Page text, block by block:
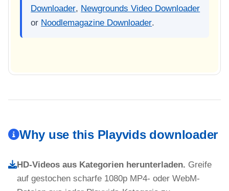
Downloader, Newgrounds Video Downloader
or Noodlemagazine Downloader.
Why use this Playvids downloader
HD-Videos aus Kategorien herunterladen. Greife
auf gestochen scharfe 1080p MP4- oder WebM-